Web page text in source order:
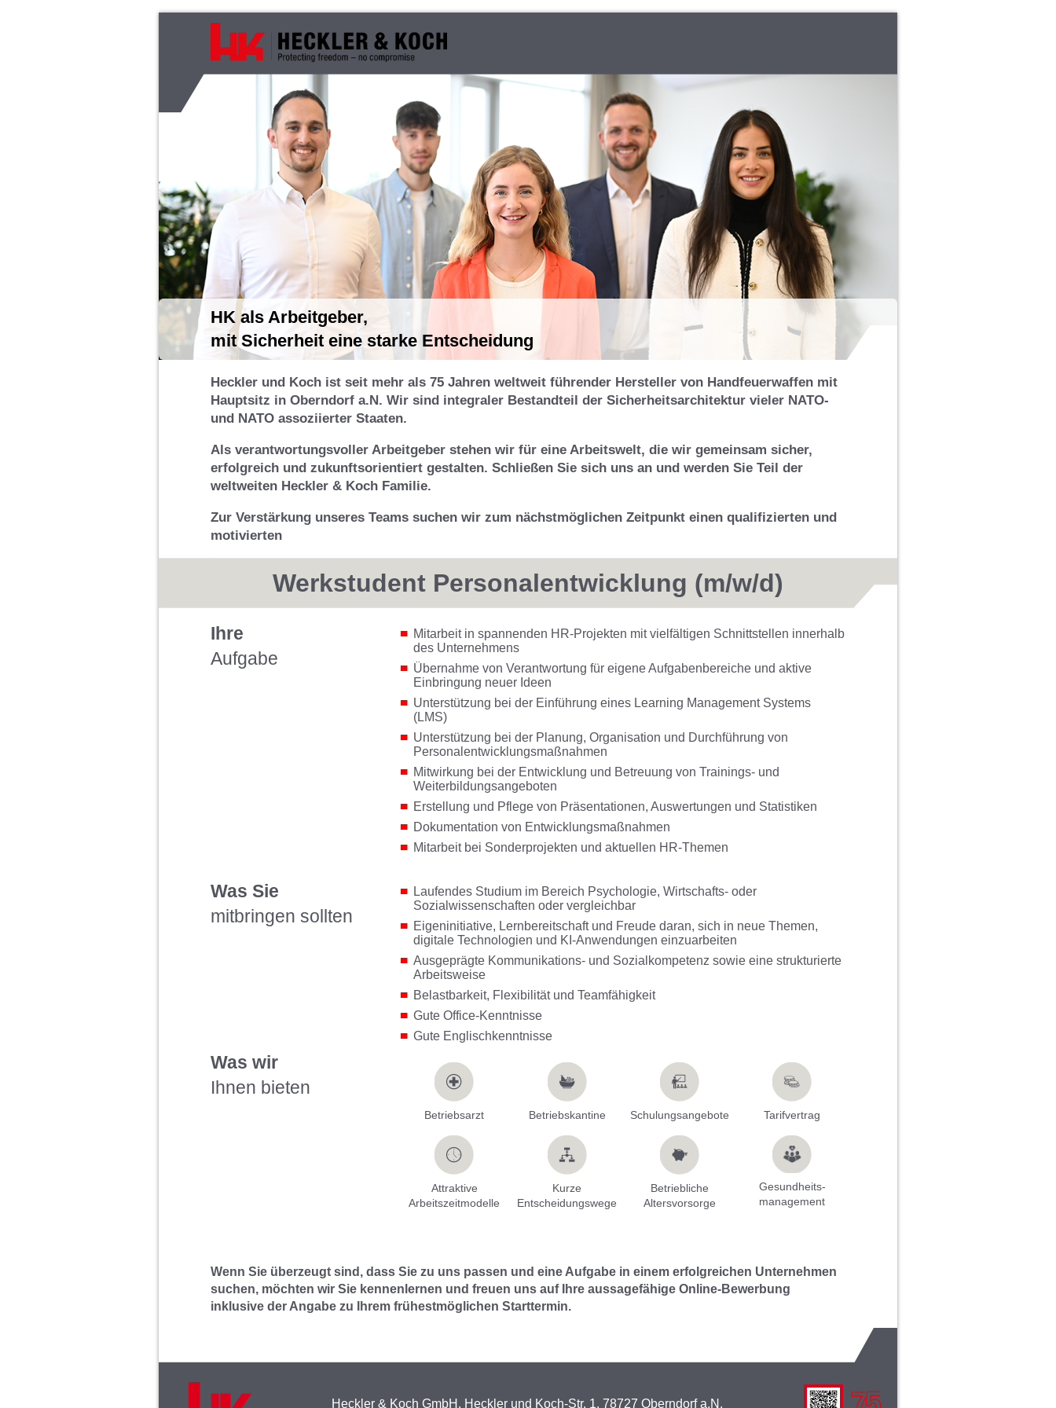
HK als Arbeitgeber,
mit Sicherheit eine starke Entscheidung
Heckler und Koch ist seit mehr als 75 Jahren weltweit führender Hersteller von Handfeuerwaffen mit
Hauptsitz in Oberndorf a.N. Wir sind integraler Bestandteil der Sicherheitsarchitektur vieler NATO-
und NATO assoziierter Staaten.
Als verantwortungsvoller Arbeitgeber stehen wir für eine Arbeitswelt, die wir gemeinsam sicher,
erfolgreich und zukunftsorientiert gestalten. Schließen Sie sich uns an und werden Sie Teil der
weltweiten Heckler & Koch Familie.
Zur Verstärkung unseres Teams suchen wir zum nächstmöglichen Zeitpunkt einen qualifizierten und
motivierten
Werkstudent Personalentwicklung (m/w/d)
Ihre
Aufgabe
Mitarbeit in spannenden HR-Projekten mit vielfältigen Schnittstellen innerhalb
des Unternehmens
Übernahme von Verantwortung für eigene Aufgabenbereiche und aktive
Einbringung neuer Ideen
Unterstützung bei der Einführung eines Learning Management Systems
(LMS)
Unterstützung bei der Planung, Organisation und Durchführung von
Personalentwicklungsmaßnahmen
Mitwirkung bei der Entwicklung und Betreuung von Trainings- und
Weiterbildungsangeboten
Erstellung und Pflege von Präsentationen, Auswertungen und Statistiken
Dokumentation von Entwicklungsmaßnahmen
Mitarbeit bei Sonderprojekten und aktuellen HR-Themen
Was Sie
mitbringen sollten
Laufendes Studium im Bereich Psychologie, Wirtschafts- oder
Sozialwissenschaften oder vergleichbar
Eigeninitiative, Lernbereitschaft und Freude daran, sich in neue Themen,
digitale Technologien und KI-Anwendungen einzuarbeiten
Ausgeprägte Kommunikations- und Sozialkompetenz sowie eine strukturierte
Arbeitsweise
Belastbarkeit, Flexibilität und Teamfähigkeit
Gute Office-Kenntnisse
Gute Englischkenntnisse
Was wir
Ihnen bieten
Betriebsarzt Betriebskantine Schulungsangebote Tarifvertrag
Attraktive
Arbeitszeitmodelle
Kurze
Entscheidungswege
Betriebliche
Altersvorsorge
Gesundheits-
management
Wenn Sie überzeugt sind, dass Sie zu uns passen und eine Aufgabe in einem erfolgreichen Unternehmen
suchen, möchten wir Sie kennenlernen und freuen uns auf Ihre aussagefähige Online-Bewerbung
inklusive der Angabe zu Ihrem frühestmöglichen Starttermin.
Heckler & Koch GmbH, Heckler und Koch-Str. 1, 78727 Oberndorf a.N.